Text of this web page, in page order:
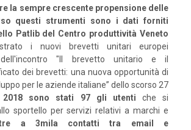
la sempre crescente propensione delle
questi strumenti sono i dati forniti
Patlib del Centro produttività Veneto
i nuovi brevetti unitari europei
"Il brevetto unitario e il
dei brevetti: una nuova opportunità di
per le aziende italiane” dello scorso 27
2018 sono stati 97 gli utenti che si
sportello per servizi relativi a marchi e
a 3mila contatti tra email e